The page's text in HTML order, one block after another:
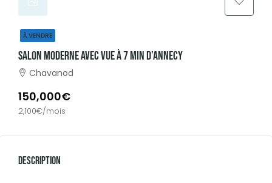
À VENDRE
Salon Moderne Avec Vue À 7 Min D’Annecy
Chavanod
150,000€
2,100€/mois
Description